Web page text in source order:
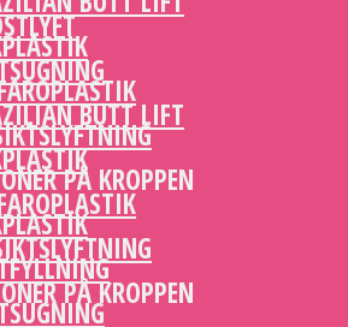
PÅ KROPPEN
BUTT LIFT
PÅ KROPPEN